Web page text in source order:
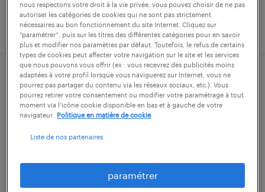
publié le 21 juillet 2026
manutentionnaire (f/h)
châteauneuf-la-forêt, haute-vienne
nous respectons votre droit à la vie privée, vous pouvez choisir de ne pas
autoriser les catégories de cookies qui ne sont pas strictement
nécessaires au bon fonctionnement du site Internet. Cliquez sur
“paramétrer”, puis sur les titres des différentes catégories pour en savoir
plus et modifier nos paramètres par défaut. Toutefois, le refus de certains
types de cookies peut affecter votre navigation sur le site et les services
que nous pouvons vous offrir (ex : vous recevrez des publicités moins
adaptées à votre profil lorsque vous naviguerez sur Internet, vous ne
pourrez pas partager du contenu via les réseaux sociaux, etc.). Vous
pourrez retirer votre consentement ou modifier votre paramétrage à tout
moment via l’icône cookie disponible en bas et à gauche de votre
navigateur.
Politique en matière de cookie
Liste de nos partenaires
paramétrer